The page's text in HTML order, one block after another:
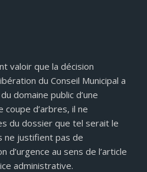
valoir que la décision
du Conseil Municipal a
domaine public d’une
d’arbres, il ne
du dossier que tel serait le
ne justifient pas de
d’urgence au sens de l’article
administrative.